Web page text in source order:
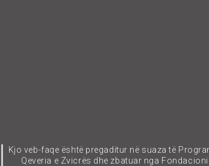
Kjo veb-faqe është pregaditur në suaza të
Qeveria e Zvicrës dhe zbatuar nga